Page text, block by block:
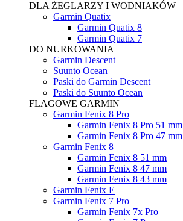
DLA ŻEGLARZY I WODNIAKÓW
Garmin Quatix
Garmin Quatix 8
Garmin Quatix 7
DO NURKOWANIA
Garmin Descent
Suunto Ocean
Paski do Garmin Descent
Paski do Suunto Ocean
FLAGOWE GARMIN
Garmin Fenix 8 Pro
Garmin Fenix 8 Pro 51 mm
Garmin Fenix 8 Pro 47 mm
Garmin Fenix 8
Garmin Fenix 8 51 mm
Garmin Fenix 8 47 mm
Garmin Fenix 8 43 mm
Garmin Fenix E
Garmin Fenix 7 Pro
Garmin Fenix 7x Pro